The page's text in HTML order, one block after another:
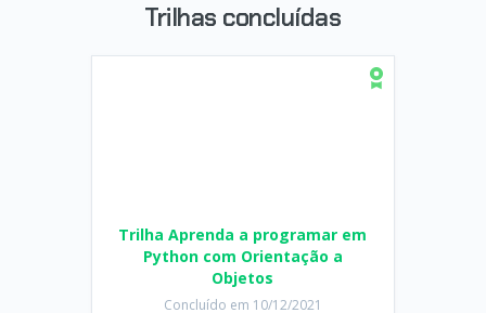
Trilhas concluídas
Trilha Aprenda a programar em
Python com Orientação a
Objetos
Concluído em 10/12/2021